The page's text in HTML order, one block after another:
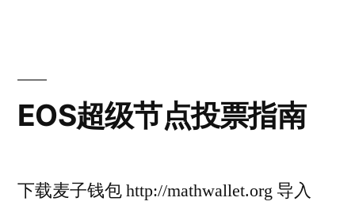
EOS超级节点投票指南
下载麦子钱包 http://mathwallet.org 导入